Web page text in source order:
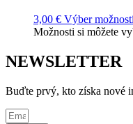
3,00 € Výber
Možnosti si môžete
NEWSLETTER
Buďte prvý, kto získa nové